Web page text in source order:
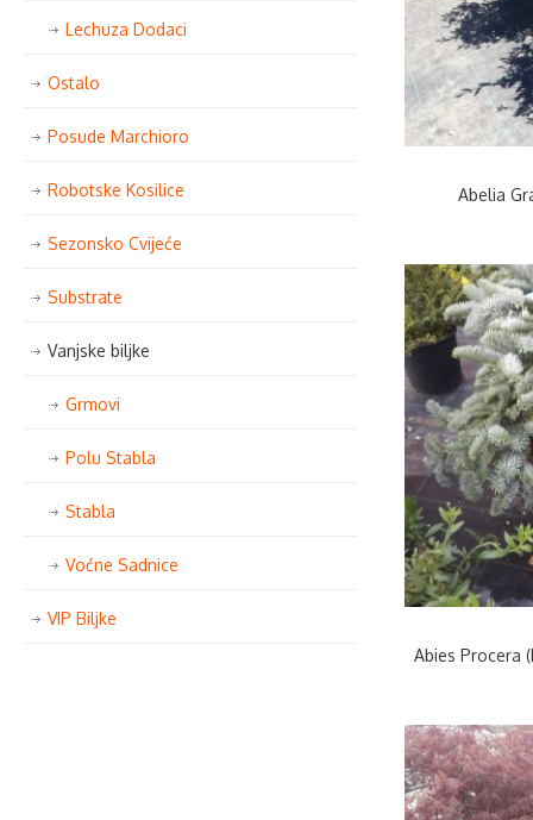
Abelia
Abies Procera
Lechuza Dodaci
Ostalo
Posude Marchioro
Robotske Kosilice
Sezonsko Cvijeće
Substrate
Vanjske biljke
Grmovi
Polu Stabla
Stabla
Voćne Sadnice
VIP Biljke